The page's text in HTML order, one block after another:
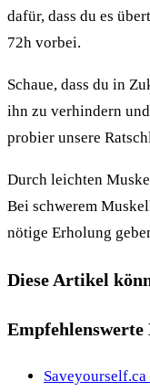
dafür, dass du es
72h vorbei.
Schaue, dass du in
ihn zu verhindern
probier unsere
Durch leichten
Bei schwerem
nötige Erholung
Diese Artikel
Empfehlenswerte